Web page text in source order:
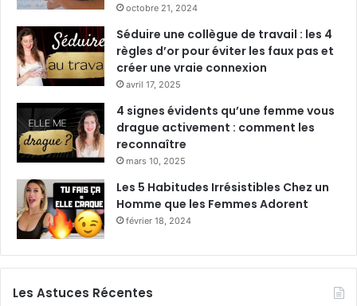
octobre 21, 2024
Séduire une collègue de travail : les 4
règles d’or pour éviter les faux pas et
créer une vraie connexion
avril 17, 2025
4 signes évidents qu’une femme vous
drague activement : comment les
reconnaître
mars 10, 2025
Les 5 Habitudes Irrésistibles Chez un
Homme que les Femmes Adorent
février 18, 2024
Les Astuces Récentes